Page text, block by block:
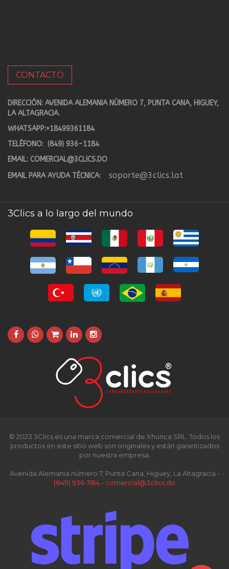
CONTACTO
DIRECCIÓN: AVENIDA ALEMANIA NÚMERO 7, PUNTA CANA, HIGUEY,
LA ALTAGRACIA.
WHATSAPP:+18499361184
TELÉFONO: (849) 936-1184
EMAIL: COMERCIAL@3CLICS.DO
EMAIL PARA AYUDA TÉCNICA:
soporte@3clics.lat
3Clics a lo largo del mundo
© 2023 3Clics es una marca comercial de Xhunca SRL. Todos los
productos en este sitio web son originales y están garantizados
por nuestra empresa.
Avenida Alemania número 7, Punta Cana, Higuey, La Altagracia -
(849) 936-1184 - comercial@3clics.do